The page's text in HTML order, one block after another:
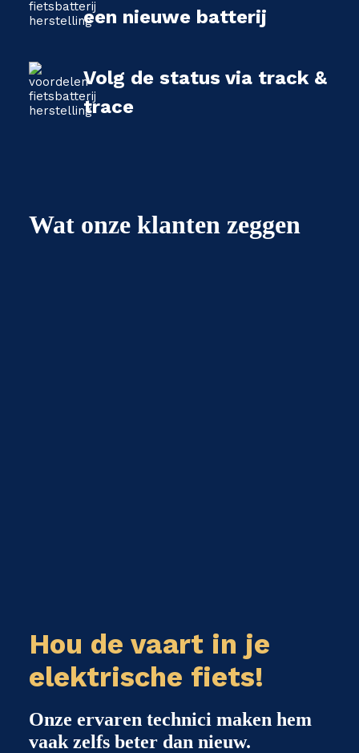
een nieuwe batterij
Volg de status via track &
trace
Wat onze klanten zeggen
Hou de vaart in je
elektrische fiets!
Onze ervaren technici maken hem
vaak zelfs beter dan nieuw.